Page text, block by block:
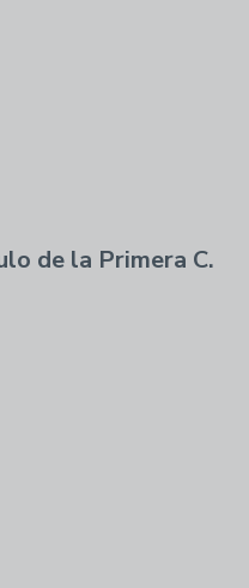
de la Primera C.